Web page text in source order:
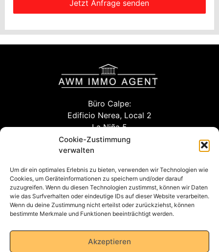
Cookie-Zustimmung
verwalten
Um dir ein optimales Erlebnis zu bieten, verwenden wir Technologien wie
Cookies, um Geräteinformationen zu speichern und/oder darauf
zuzugreifen. Wenn du diesen Technologien zustimmst, können wir Daten
wie das Surfverhalten oder eindeutige IDs auf dieser Website verarbeiten.
Wenn du deine Zustimmung nicht erteilst oder zurückziehst, können
bestimmte Merkmale und Funktionen beeinträchtigt werden.
Akzeptieren
Jetzt Anfrage senden
Büro Calpe:
Edificio Nerea, Local 2
La Niña 5
03710 Calpe (Alicante)
info@awm-agent.com
kontakt
Datenschutzerklärung